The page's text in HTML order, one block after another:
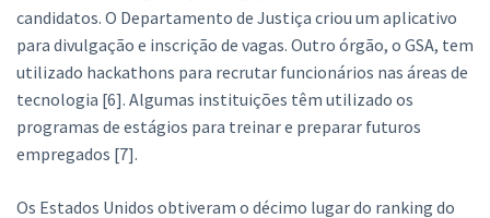
candidatos. O Departamento de Justiça criou um aplicativo
para divulgação e inscrição de vagas. Outro órgão, o GSA, tem
utilizado hackathons para recrutar funcionários nas áreas de
tecnologia [6]. Algumas instituições têm utilizado os
programas de estágios para treinar e preparar futuros
empregados [7].
Os Estados Unidos obtiveram o décimo lugar do ranking do